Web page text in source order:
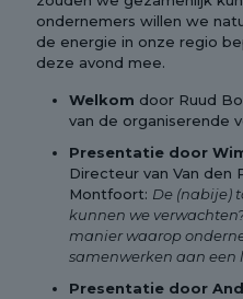
ondernemers willen we
de energie in onze regio
deze avond mee.
Welkom door Ruud
van de organiserende
Presentatie door
Directeur van Van den
Montfoort: De (nabije)
kunnen we
manier waarop
samenwerken aan een
Presentatie door